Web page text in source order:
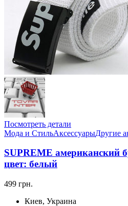
Посмотреть детали
Мода и СтильАксессуарыДругие
SUPREME
цвет: белый
499 грн.
Киев, Украина